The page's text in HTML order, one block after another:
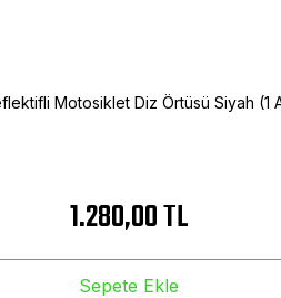
Motosiklet Diz Örtüsü Siyah
1.280,00 TL
Sepete Ekle